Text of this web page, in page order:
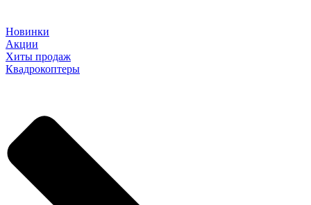
Новинки
Акции
Хиты продаж
Квадрокоптеры